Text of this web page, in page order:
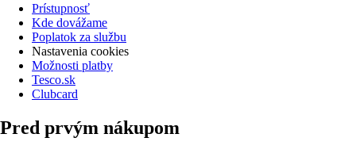
Prístupnosť
Kde dovážame
Poplatok za službu
Nastavenia cookies
Možnosti platby
Tesco.sk
Clubcard
Pred prvým nákupom